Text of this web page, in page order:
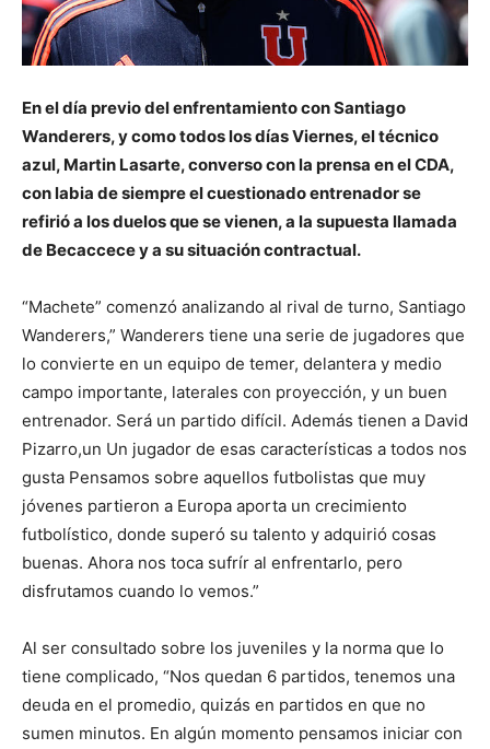
En el día previo del enfrentamiento con Santiago
Wanderers, y como todos los días Viernes, el técnico
azul, Martin Lasarte, converso con la prensa en el CDA,
con labia de siempre el cuestionado entrenador se
refirió a los duelos que se vienen, a la supuesta llamada
de Becaccece y a su situación contractual.
“Machete” comenzó analizando al rival de turno, Santiago
Wanderers,” Wanderers tiene una serie de jugadores que
lo convierte en un equipo de temer, delantera y medio
campo importante, laterales con proyección, y un buen
entrenador. Será un partido difícil. Además tienen a David
Pizarro,un Un jugador de esas características a todos nos
gusta Pensamos sobre aquellos futbolistas que muy
jóvenes partieron a Europa aporta un crecimiento
futbolístico, donde superó su talento y adquirió cosas
buenas. Ahora nos toca sufrír al enfrentarlo, pero
disfrutamos cuando lo vemos.”
Al ser consultado sobre los juveniles y la norma que lo
tiene complicado, “Nos quedan 6 partidos, tenemos una
deuda en el promedio, quizás en partidos en que no
sumen minutos. En algún momento pensamos iniciar con